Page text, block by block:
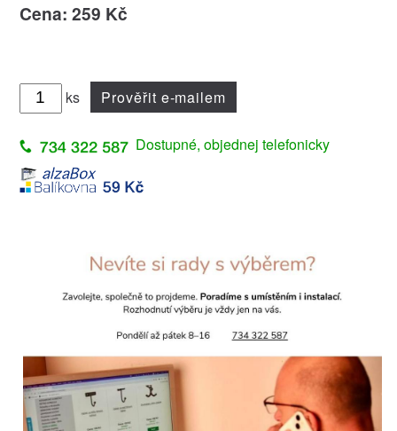
Cena: 259 Kč
ks Prověřit e-mailem
Dostupné, objednej telefonicky